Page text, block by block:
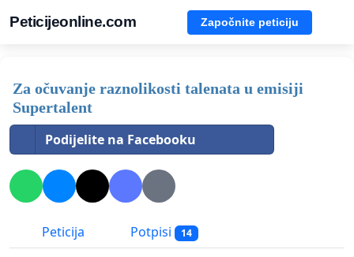
Peticijeonline.com Započnite peticiju
Za očuvanje raznolikosti talenata u emisiji
Supertalent
Podijelite na Facebooku
Peticija Potpisi 14